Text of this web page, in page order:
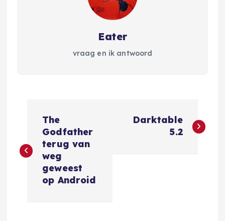
Eater
vraag en ik antwoord
r
The
Godfather
terug van
weg
geweest
op Android
Darktable
5.2